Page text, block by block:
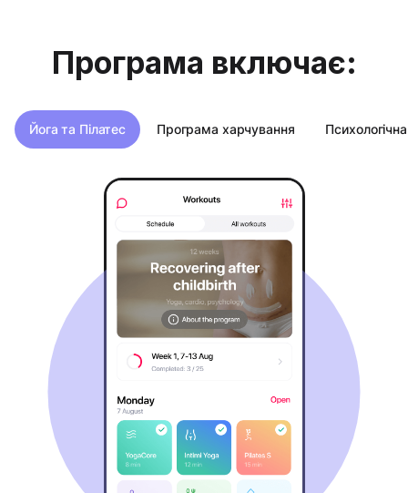
Програма включає:
Йога та Пілатес Програма харчування